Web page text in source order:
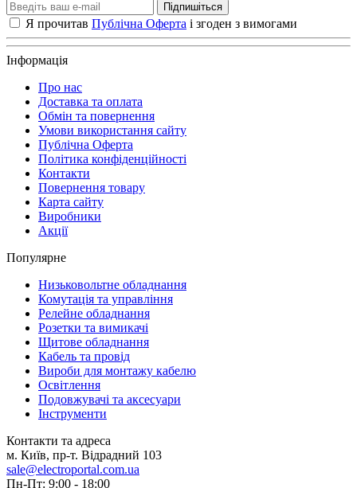
Підпишіться
Я прочитав Публічна Оферта і згоден з вимогами
Інформація
Про нас
Доставка та оплата
Обмін та повернення
Умови використання сайту
Публічна Оферта
Політика конфіденційності
Контакти
Повернення товару
Карта сайту
Виробники
Акції
Популярне
Низьковольтне обладнання
Комутація та управління
Релейне обладнання
Розетки та вимикачі
Щитове обладнання
Кабель та провід
Вироби для монтажу кабелю
Освітлення
Подовжувачі та аксесуари
Інструменти
Контакти та адреса
м. Київ, пр-т. Відрадний 103
sale@electroportal.com.ua
Пн-Пт: 9:00 - 18:00